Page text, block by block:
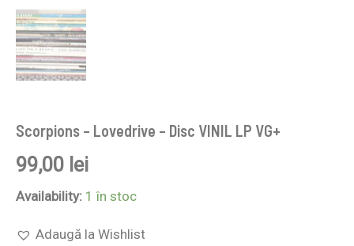
Scorpions – Lovedrive – Disc VINIL LP VG+
99,00 lei
Availability: 1 în stoc
Adaugă la Wishlist